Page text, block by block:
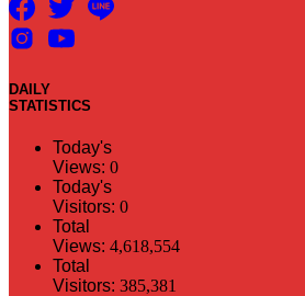
DAILY
STATISTICS
Today's
Views: 0
Today's
Visitors: 0
Total
Views: 4,618,554
Total
Visitors: 385,381